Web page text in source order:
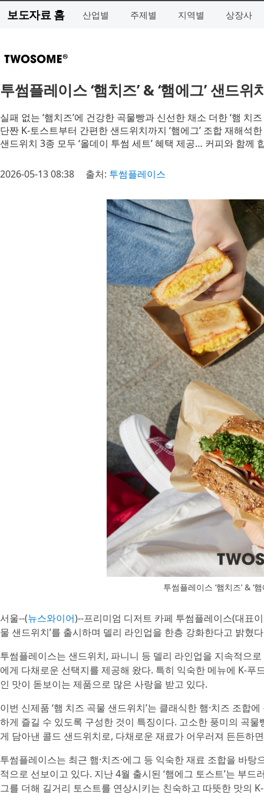
보도자료 홈 산업별 주제별 지역별 상장사
투썸플레이스 ‘햄치즈’ & ‘햄에그’ 샌드
실패 없는 ‘햄치즈’에 건강한 곡물빵과 신선한 채소 더한 ‘햄 치
단짠 K-토스트부터 간편한 샌드위치까지 ‘햄에그’ 조합 재해석
샌드위치 3종 모두 ‘올데이 투썸 세트’ 혜택 제공… 커피와 함
2026-05-13 08:38 출처: 투썸플레이스
투썸플레이스 ‘햄치즈’ & ‘
서울--(뉴스와이어)--프리미엄 디저트 카페 투썸플레이스(대표
물 샌드위치’를 출시하며 델리 라인업을 한층 강화한다고 밝혔
투썸플레이스는 샌드위치, 파니니 등 델리 라인업을 지속적으
에게 다채로운 선택지를 제공해 왔다. 특히 익숙한 메뉴에 K-
인 맛이 돋보이는 제품으로 많은 사랑을 받고 있다.
이번 신제품 ‘햄 치즈 곡물 샌드위치’는 클래식한 햄·치즈 조
하게 즐길 수 있도록 구성한 것이 특징이다. 고소한 풍미의 곡
게 담아낸 콜드 샌드위치로, 다채로운 재료가 어우러져 든든하
투썸플레이스는 최근 햄·치즈·에그 등 익숙한 재료 조합을 바
적으로 선보이고 있다. 지난 4월 출시된 ‘햄에그 토스트’는 부
그를 더해 길거리 토스트를 연상시키는 친숙하고 따뜻한 맛의